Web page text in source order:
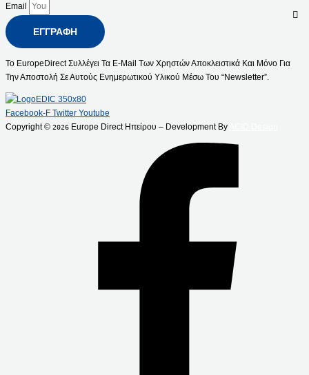
Email
ΕΓΓΡΑΦΉ
Το EuropeDirect Συλλέγει Τα E-Mail Των Χρηστών Αποκλειστικά Και Μόνο Για
Την Αποστολή Σε Αυτούς Ενημερωτικού Υλικού Μέσω Του “Newsletter”.
Facebook-F Twitter Youtube
Copyright © 2026 Europe Direct Ηπείρου – Development By